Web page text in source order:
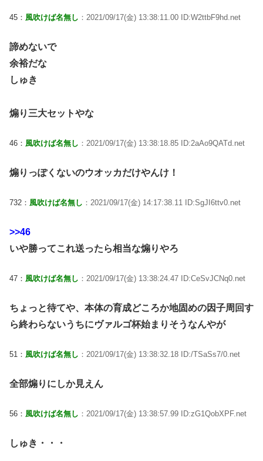
45： 風吹けば名無し ：2021/09/17(金) 13:38:11.00 ID:W2ttbF9hd.net
諦めないで
余裕だな
しゅき
煽り三大セットやな
46： 風吹けば名無し ：2021/09/17(金) 13:38:18.85 ID:2aAo9QATd.net
煽りっぽくないのウオッカだけやんけ！
732： 風吹けば名無し ：2021/09/17(金) 14:17:38.11 ID:SgJI6ttv0.net
>>46
いや勝ってこれ送ったら相当な煽りやろ
47： 風吹けば名無し ：2021/09/17(金) 13:38:24.47 ID:CeSvJCNq0.net
ちょっと待てや、本体の育成どころか地固めの因子周回す
ら終わらないうちにヴァルゴ杯始まりそうなんやが
51： 風吹けば名無し ：2021/09/17(金) 13:38:32.18 ID:/TSaSs7/0.net
全部煽りにしか見えん
56： 風吹けば名無し ：2021/09/17(金) 13:38:57.99 ID:zG1QobXPF.net
しゅき・・・